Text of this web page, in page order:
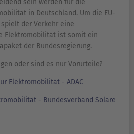
sein werden für die
in Deutschland. Um die EU-
der Verkehr eine
Elektromobilität ist somit ein
der Bundesregierung.
oder sind es nur Vorurteile?
Elektromobilität - ADAC
- Bundesverband Solare